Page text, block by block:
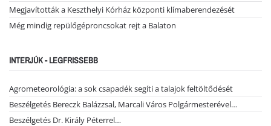
Megjavították a Keszthelyi Kórház központi klímaberendezését
Még mindig repülőgéproncsokat rejt a Balaton
INTERJÚK - LEGFRISSEBB
Agrometeorológia: a sok csapadék segíti a talajok feltöltődését
Beszélgetés Bereczk Balázzsal, Marcali Város Polgármesterével…
Beszélgetés Dr. Király Péterrel…